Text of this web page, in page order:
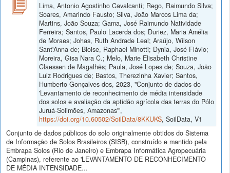
Lima, Antonio Agostinho Cavalcanti; Rego, Raimundo Silva;
Soares, Amarindo Fausto; Silva, João Marcos Lima da;
Martins, João Souza; Gama, José Raimundo Natividade
Ferreira; Santos, Paulo Lacerda dos; Duriez, Maria Amélia
de Moraes; Johas, Ruth Andrade Leal; Araújo, Wilson
Sant'Anna de; Bloise, Raphael Minotti; Dynia, José Flávio;
Moreira, Gisa Nara C.; Melo, Marie Elisabeth Christine
Claessen de Magalhẽs; Paula, José Lopes de; Souza, João
Luiz Rodrigues de; Bastos, Therezinha Xavier; Santos,
Humberto Gonçalves dos, 2023, "Conjunto de dados do
'Levantamento de reconhecimento de média intensidade
dos solos e avaliação da aptidão agrícola das terras do Pólo
Juruá-Solimões, Amazonas'",
https://doi.org/10.60502/SoilData/8KKUKS, SoilData, V1
Conjunto de dados públicos do solo originalmente obtidos do Sistema
de Informação de Solos Brasileiros (SISB), construído e mantido pela
Embrapa Solos (Rio de Janeiro) e Embrapa Informática Agropecuária
(Campinas), referente ao 'LEVANTAMENTO DE RECONHECIMENTO
DE MÉDIA INTENSIDADE...